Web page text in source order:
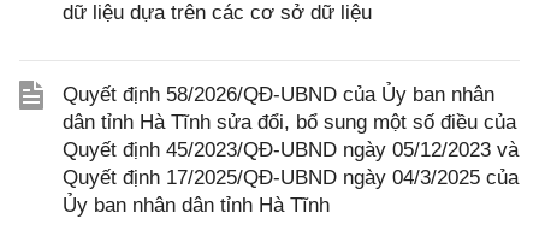
dữ liệu dựa trên các cơ sở dữ liệu
Quyết định 58/2026/QĐ-UBND của Ủy ban nhân
dân tỉnh Hà Tĩnh sửa đổi, bổ sung một số điều của
Quyết định 45/2023/QĐ-UBND ngày 05/12/2023 và
Quyết định 17/2025/QĐ-UBND ngày 04/3/2025 của
Ủy ban nhân dân tỉnh Hà Tĩnh